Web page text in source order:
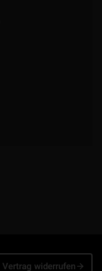
Vertrag widerrufen